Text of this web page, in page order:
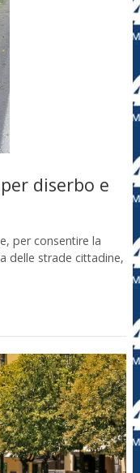
diserbo e
per consentire la
delle strade cittadine,